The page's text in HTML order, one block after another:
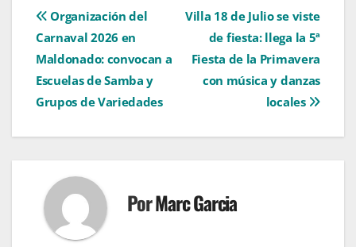
Navegación
de
entradas
Villa 18 de Julio se viste
de fiesta: llega la 5ª
Fiesta de la Primavera
con música y danzas
locales
Organización del
Carnaval 2026 en
Maldonado: convocan a
Escuelas de Samba y
Grupos de Variedades
PorMarc Garcia